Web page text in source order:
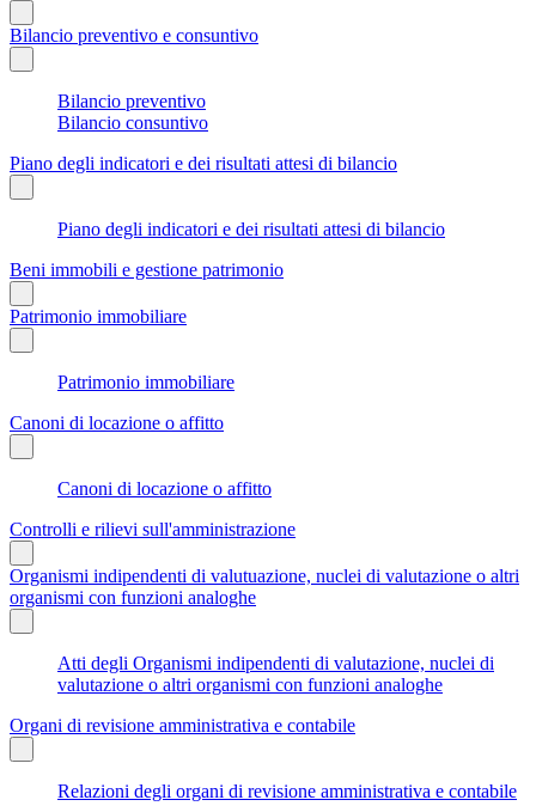
Bilancio preventivo e consuntivo
Bilancio preventivo
Bilancio consuntivo
Piano degli indicatori e dei risultati attesi di bilancio
Piano degli indicatori e dei risultati attesi di bilancio
Beni immobili e gestione patrimonio
Patrimonio immobiliare
Patrimonio immobiliare
Canoni di locazione o affitto
Canoni di locazione o affitto
Controlli e rilievi sull'amministrazione
Organismi indipendenti di valutuazione, nuclei di valutazione o altri
organismi con funzioni analoghe
Atti degli Organismi indipendenti di valutazione, nuclei di
valutazione o altri organismi con funzioni analoghe
Organi di revisione amministrativa e contabile
Relazioni degli organi di revisione amministrativa e contabile